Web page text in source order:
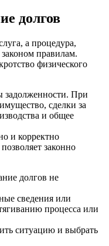
долгов
а процедура,
правилам.
физического
задолженности. При
сделки за
и общее
и корректно
законно
долгов не
сведения или
процесса или
ситуацию и выбрать